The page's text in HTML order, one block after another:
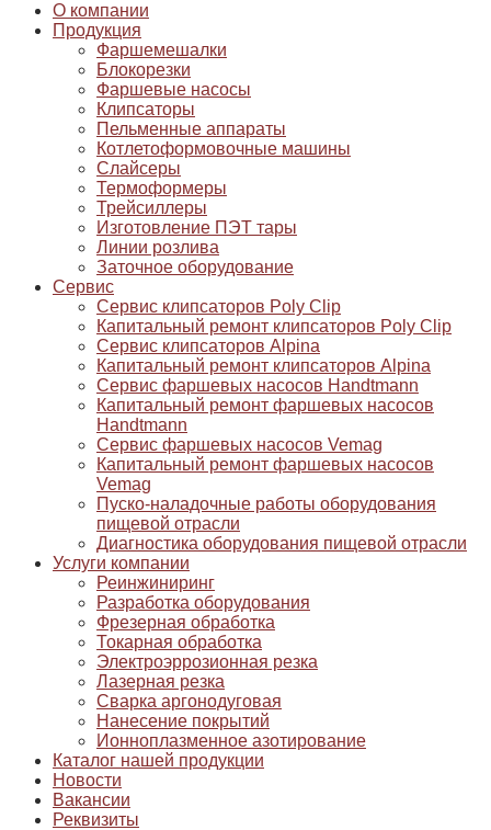
О компании
Продукция
Фаршемешалки
Блокорезки
Фаршевые насосы
Клипсаторы
Пельменные аппараты
Котлетоформовочные машины
Слайсеры
Термоформеры
Трейсиллеры
Изготовление ПЭТ тары
Линии розлива
Заточное оборудование
Сервис
Сервис клипсаторов Poly Clip
Капитальный ремонт клипсаторов Poly Clip
Сервис клипсаторов Alpina
Капитальный ремонт клипсаторов Alpina
Сервис фаршевых насосов Handtmann
Капитальный ремонт фаршевых насосов
Handtmann
Сервис фаршевых насосов Vemag
Капитальный ремонт фаршевых насосов
Vemag
Пуско-наладочные работы оборудования
пищевой отрасли
Диагностика оборудования пищевой отрасли
Услуги компании
Реинжиниринг
Разработка оборудования
Фрезерная обработка
Токарная обработка
Электроэррозионная резка
Лазерная резка
Сварка аргонодуговая
Нанесение покрытий
Ионноплазменное азотирование
Каталог нашей продукции
Новости
Вакансии
Реквизиты